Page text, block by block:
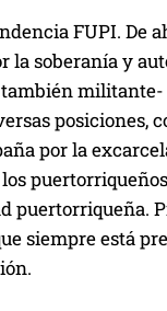
FUPI. De
la soberanía y
militante-
posiciones,
por la
puertorriqueña.
siempre está